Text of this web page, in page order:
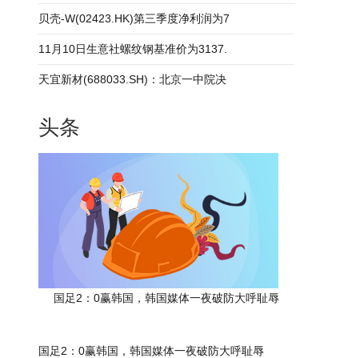
贝壳-W(02423.HK)第三季度净利润为7
11月10日生意社螺纹钢基准价为3137.
天宜新材(688033.SH)：北京一中院决
头条
国足2：0赢韩国，韩国媒体一夜破防大呼耻辱
国足2：0赢韩国，韩国媒体一夜破防大呼耻辱